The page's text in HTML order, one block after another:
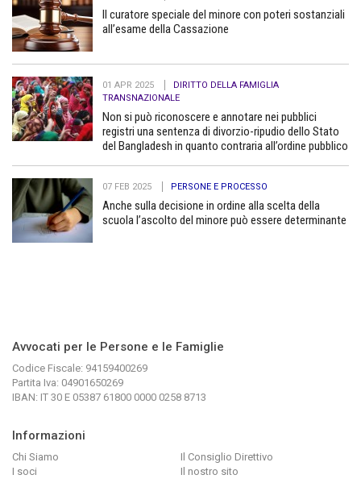
Il curatore speciale del minore con poteri sostanziali
all’esame della Cassazione
01 APR 2025
DIRITTO DELLA FAMIGLIA
TRANSNAZIONALE
Non si può riconoscere e annotare nei pubblici
registri una sentenza di divorzio-ripudio dello Stato
del Bangladesh in quanto contraria all’ordine pubblico
07 FEB 2025 PERSONE E PROCESSO
Anche sulla decisione in ordine alla scelta della
scuola l’ascolto del minore può essere determinante
Avvocati per le Persone e le Famiglie
Codice Fiscale: 94159400269
Partita Iva: 04901650269
IBAN: IT 30 E 05387 61800 0000 0258 8713
Informazioni
Chi Siamo
Il Consiglio Direttivo
I soci
Il nostro sito